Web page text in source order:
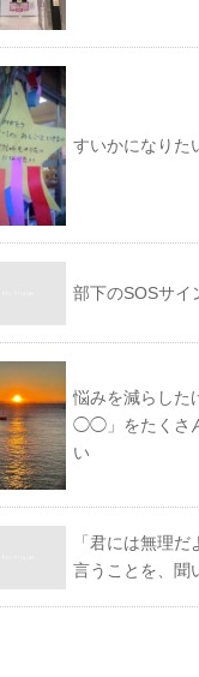
すいかになりた
部下のSOSサイ
悩みを減らし
◯◯」をたくさ
い
「君には無理
言うことを、聞